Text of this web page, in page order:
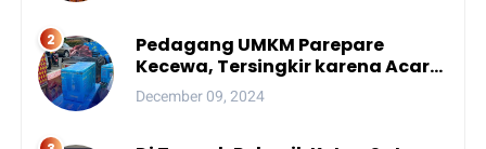
Pedagang UMKM Parepare
Kecewa, Tersingkir karena Acara
Besar
December 09, 2024